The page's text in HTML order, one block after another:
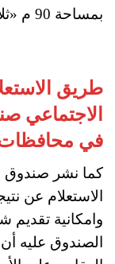
بمساحة 90 م «ثلاث غرف وصالة» كاملة التشطيب.
طريق
في محافظات
كما نشر صندوق
وامكانية
الصندوق عليه